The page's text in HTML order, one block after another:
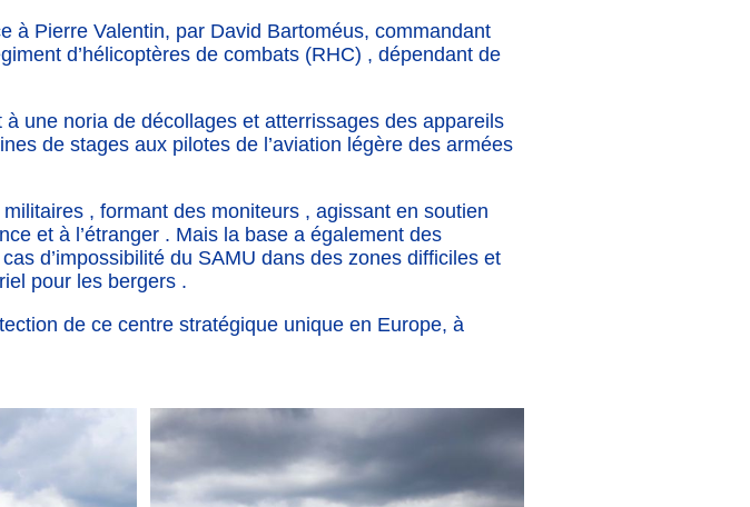
à Pierre Valentin, par David Bartoméus, commandant
d’hélicoptères de combats (RHC) , dépendant de
une noria de décollages et atterrissages des appareils
de stages aux pilotes de l’aviation légère des armées
, formant des moniteurs , agissant en soutien
et à l’étranger . Mais la base a également des
d’impossibilité du SAMU dans des zones difficiles et
pour les bergers .
de ce centre stratégique unique en Europe, à